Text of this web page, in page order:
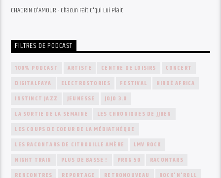
CHAGRIN D'AMOUR - Chacun Fait C'qui Lui Plait
FILTRES DE PODCAST
100% PODCAST ARTISTE CENTRE DE LOISIRS
CONCERT
DIGITALFAYA
ELECTROSTORIES FESTIVAL
HIRDÉ AFRICA
INSTINCT JAZZ
JEUNESSE
JOJO 3.0
LA SORTIE DE LA SEMAINE
LES CHRONIQUES DE JJBEN
LES COUPS DE COEUR DE LA MÉDIATHÈQUE
LES RACONTARS DE CITROUILLE AMÈRE
LMV ROCK
NIGHT TRAIN
PLUS DE BASSE ! PROG 50
RACONTARS
RENCONTRES
REPORTAGE RETRONOUVEAU
ROCK'N'ROLL